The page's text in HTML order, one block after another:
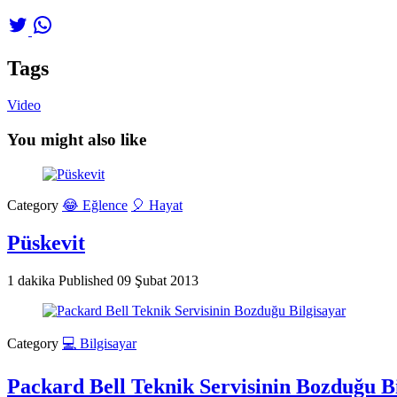
Tags
Video
You might also like
Category 😂 Eğlence 🎈 Hayat
Püskevit
1 dakika Published 09 Şubat 2013
Category 💻 Bilgisayar
Packard Bell Teknik Servisinin Bozduğu